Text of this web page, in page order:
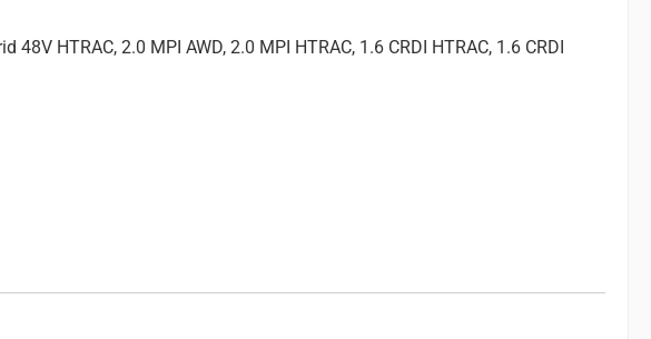
HTRAC, 2.0 MPI AWD, 2.0 MPI HTRAC, 1.6 CRDI HTRAC, 1.6 CRDI